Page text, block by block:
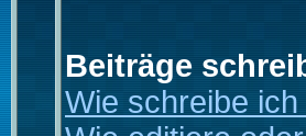
Beiträge
Wie schreibe